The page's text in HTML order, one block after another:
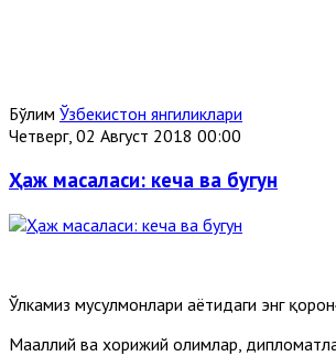
Бўлим Ўзбекистон янгиликлари
Четверг, 02 Август 2018 00:00
Ҳаж масаласи: кеча ва бугун
Ўлкамиз мусулмонлари ҳаётидаги энг
Маҳаллий ва хорижий олимлар,